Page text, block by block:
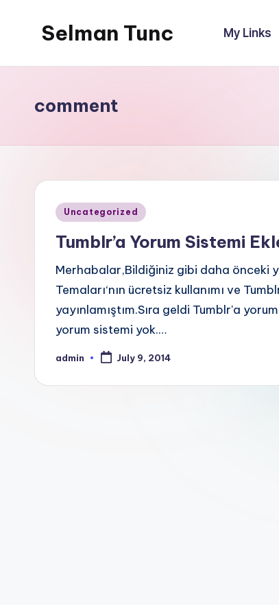
Selman Tunc My Links
comment
Posted
Uncategorized
Tumblr’a Yorum Sistemi
Merhabalar,Bildiğiniz gibi daha önceki
Temaları‘nın ücretsiz kullanımı ve
yayınlamıştım.Sıra geldi Tumblr'a
yorum sistemi yok.…
Posted
admin July 9, 2014